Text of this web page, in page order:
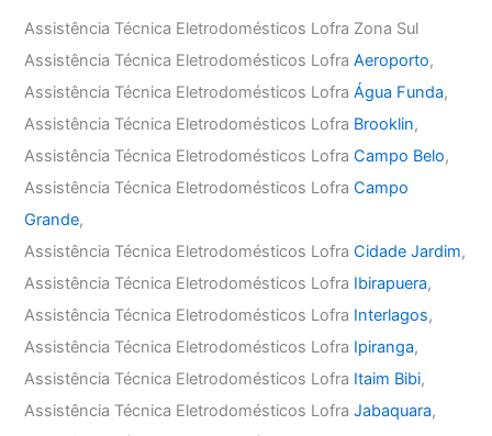
Assistência Técnica Eletrodomésticos Lofra Zona Sul
Assistência Técnica Eletrodomésticos LofraAeroporto,
Assistência Técnica Eletrodomésticos LofraÁgua Funda,
Assistência Técnica Eletrodomésticos Lofra Brooklin,
Assistência Técnica Eletrodomésticos LofraCampo Belo,
Assistência Técnica Eletrodomésticos LofraCampo
Grande,
Assistência Técnica Eletrodomésticos LofraCidade Jardim,
Assistência Técnica Eletrodomésticos Lofra Ibirapuera,
Assistência Técnica Eletrodomésticos Lofra Interlagos,
Assistência Técnica Eletrodomésticos Lofra Ipiranga,
Assistência Técnica Eletrodomésticos Lofra Itaim Bibi,
Assistência Técnica Eletrodomésticos LofraJabaquara,